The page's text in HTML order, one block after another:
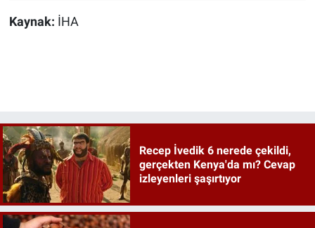
Kaynak: İHA
Recep İvedik 6 nerede çekildi,
gerçekten Kenya'da mı? Cevap
izleyenleri şaşırtıyor